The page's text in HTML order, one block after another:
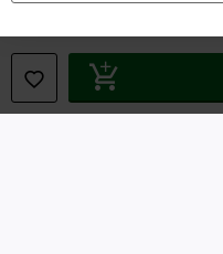
Prohlášení o shodě
Informace o přístupnosti